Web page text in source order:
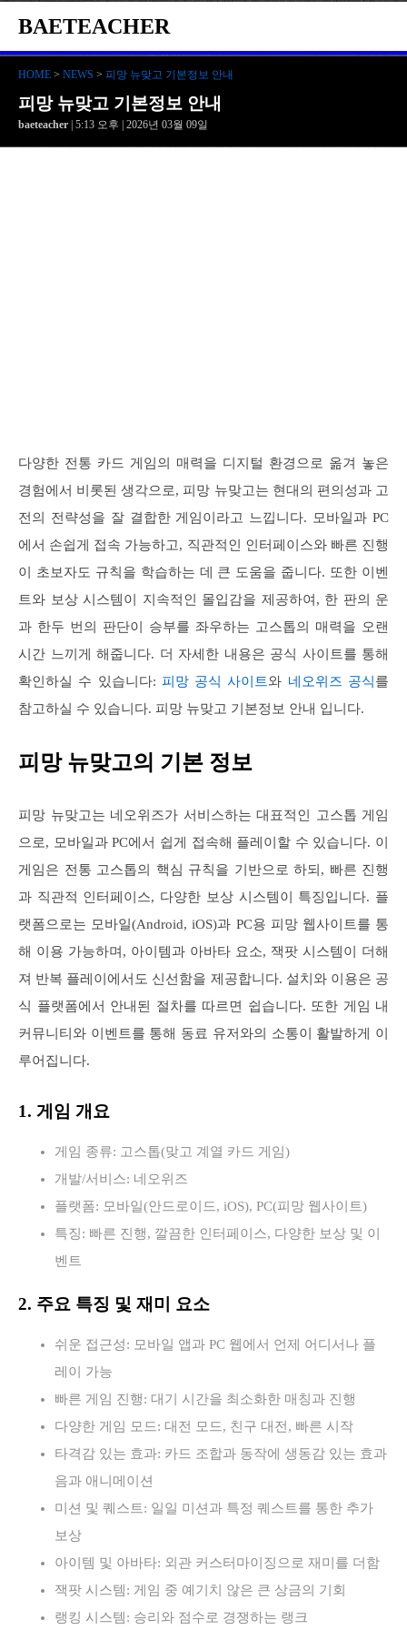
BAETEACHER
HOME > NEWS > 피망 뉴맞고 기본정보 안내
피망 뉴맞고 기본정보 안내
baeteacher | 5:13 오후 | 2026년 03월 09일
다양한 전통 카드 게임의 매력을 디지털 환경으로 옮겨 놓은
경험에서 비롯된 생각으로, 피망 뉴맞고는 현대의 편의성과 고
전의 전략성을 잘 결합한 게임이라고 느낍니다. 모바일과 PC
에서 손쉽게 접속 가능하고, 직관적인 인터페이스와 빠른 진행
이 초보자도 규칙을 학습하는 데 큰 도움을 줍니다. 또한 이벤
트와 보상 시스템이 지속적인 몰입감을 제공하여, 한 판의 운
과 한두 번의 판단이 승부를 좌우하는 고스톱의 매력을 오랜
시간 느끼게 해줍니다. 더 자세한 내용은 공식 사이트를 통해
확인하실 수 있습니다: 피망 공식 사이트와 네오위즈 공식를
참고하실 수 있습니다. 피망 뉴맞고 기본정보 안내 입니다.
피망 뉴맞고의 기본 정보
피망 뉴맞고는 네오위즈가 서비스하는 대표적인 고스톱 게임
으로, 모바일과 PC에서 쉽게 접속해 플레이할 수 있습니다. 이
게임은 전통 고스톱의 핵심 규칙을 기반으로 하되, 빠른 진행
과 직관적 인터페이스, 다양한 보상 시스템이 특징입니다. 플
랫폼으로는 모바일(Android, iOS)과 PC용 피망 웹사이트를 통
해 이용 가능하며, 아이템과 아바타 요소, 잭팟 시스템이 더해
져 반복 플레이에서도 신선함을 제공합니다. 설치와 이용은 공
식 플랫폼에서 안내된 절차를 따르면 쉽습니다. 또한 게임 내
커뮤니티와 이벤트를 통해 동료 유저와의 소통이 활발하게 이
루어집니다.
1. 게임 개요
게임 종류: 고스톱(맞고 계열 카드 게임)
개발/서비스: 네오위즈
플랫폼: 모바일(안드로이드, iOS), PC(피망 웹사이트)
특징: 빠른 진행, 깔끔한 인터페이스, 다양한 보상 및 이
벤트
2. 주요 특징 및 재미 요소
쉬운 접근성: 모바일 앱과 PC 웹에서 언제 어디서나 플
레이 가능
빠른 게임 진행: 대기 시간을 최소화한 매칭과 진행
다양한 게임 모드: 대전 모드, 친구 대전, 빠른 시작
타격감 있는 효과: 카드 조합과 동작에 생동감 있는 효과
음과 애니메이션
미션 및 퀘스트: 일일 미션과 특정 퀘스트를 통한 추가
보상
아이템 및 아바타: 외관 커스터마이징으로 재미를 더함
잭팟 시스템: 게임 중 예기치 않은 큰 상금의 기회
랭킹 시스템: 승리와 점수로 경쟁하는 랭크